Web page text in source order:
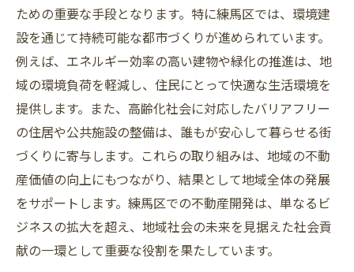
ための重要な手段となります。特に練馬区では、環境建
設を通じて持続可能な都市づくりが進められています。
例えば、エネルギー効率の高い建物や緑化の推進は、地
域の環境負荷を軽減し、住民にとって快適な生活環境を
提供します。また、高齢化社会に対応したバリアフリー
の住居や公共施設の整備は、誰もが安心して暮らせる街
づくりに寄与します。これらの取り組みは、地域の不動
産価値の向上にもつながり、結果として地域全体の発展
をサポートします。練馬区での不動産開発は、単なるビ
ジネスの拡大を超え、地域社会の未来を見据えた社会貢
献の一環として重要な役割を果たしています。